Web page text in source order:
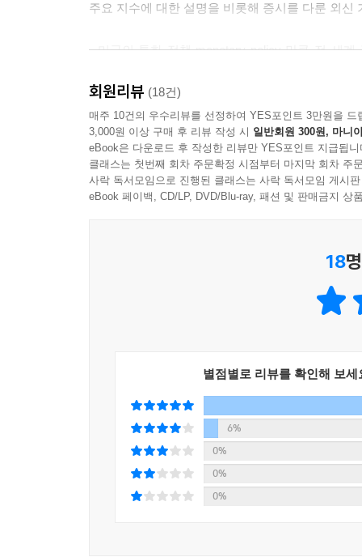
주요 지수에 대한 설명을 비롯해 증시를 다룬 외
- 미국의 통화 정책 monetary policy 만큼 전 세
운용 manage 하느냐에 따라서 수많은 국가의 금
금융 시장에는 Don’t Fight the Fed(연준과 싸
무시하거나 반대하는 행동을 해서는 안 된다는 말
중앙은행은 기준 금리로 통화 정책을 조정합
연준은 1년에 총 8번, 보통 6주 간격으로
일어나 생중계로 연준 의장 chairman의 기자회
FOMC는 3월부터 11월 초 미국의 서머타임 기간
4시에 결과가 나옵니다. 이후 30분 뒤에 연준 의
statement가 발표되는데, 전문가와 기자들은 성
분석하느라 분주한 시간을 보냅니다.
회원리뷰 (18건)
매주 10건의 우수리뷰를 선정하여 YES포인트 3만원을 드
3,000원 이상 구매 후 리뷰 작성 시 일반회원 300원, 마니
eBook은 다운로드 후 작성한 리뷰만 YES포인트 지급됩니
클래스는 첫번째 회차 주문확정 시점부터 마지막 회차 주
사락 독서모임으로 진행된 클래스는 사락 독서모임 게시
eBook 페이백, CD/LP, DVD/Blu-ray, 패션 및 판매금지 상
18
별점별로 리뷰를 확인해 보세
6%
0%
0%
0%